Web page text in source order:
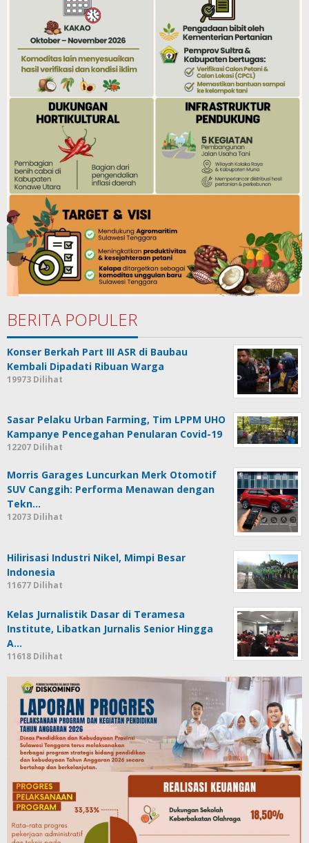
BERITA POPULER
Konser Berkah Part III ASR di Baubau
Kembali Dipadati Ribuan Warga
19973 Dilihat
Sasar Pelaku Urban Farming, Tim LPPM UHO
Kampanye Pencegahan Penularan Covid-19
12207 Dilihat
Morris Garages Luncurkan Merk Otomotif
SUV Canggih: Performa Menawan dengan
Tekn…
12073 Dilihat
Hilirisasi Industri Nikel, Mimpi Besar
Indonesia
11677 Dilihat
Kelas Jurnalistik Dasar di Teramesa
Institute, Libatkan Jurnalis Senior Hingga
A…
11618 Dilihat